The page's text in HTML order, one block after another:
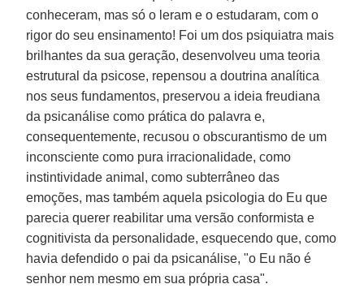
conheceram, mas só o leram e o estudaram, com o
rigor do seu ensinamento! Foi um dos psiquiatra mais
brilhantes da sua geração, desenvolveu uma teoria
estrutural da psicose, repensou a doutrina analítica
nos seus fundamentos, preservou a ideia freudiana
da psicanálise como prática do palavra e,
consequentemente, recusou o obscurantismo de um
inconsciente como pura irracionalidade, como
instintividade animal, como subterrâneo das
emoções, mas também aquela psicologia do Eu que
parecia querer reabilitar uma versão conformista e
cognitivista da personalidade, esquecendo que, como
havia defendido o pai da psicanálise, "o Eu não é
senhor nem mesmo em sua própria casa".